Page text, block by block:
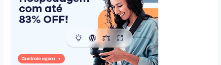
transformando